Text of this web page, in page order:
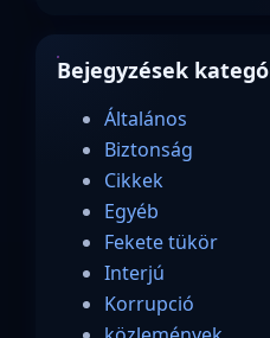
Bejegyzések
Általános
Biztonság
Cikkek
Egyéb
Fekete tükör
Interjú
Korrupció